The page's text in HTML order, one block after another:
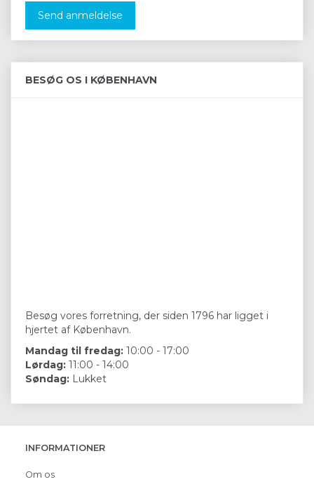
Send anmeldelse
BESØG OS I KØBENHAVN
Besøg vores forretning, der siden 1796 har ligget i
hjertet af København.
Mandag til fredag: 10:00 - 17:00
Lørdag: 11:00 - 14:00
Søndag: Lukket
INFORMATIONER
Om os